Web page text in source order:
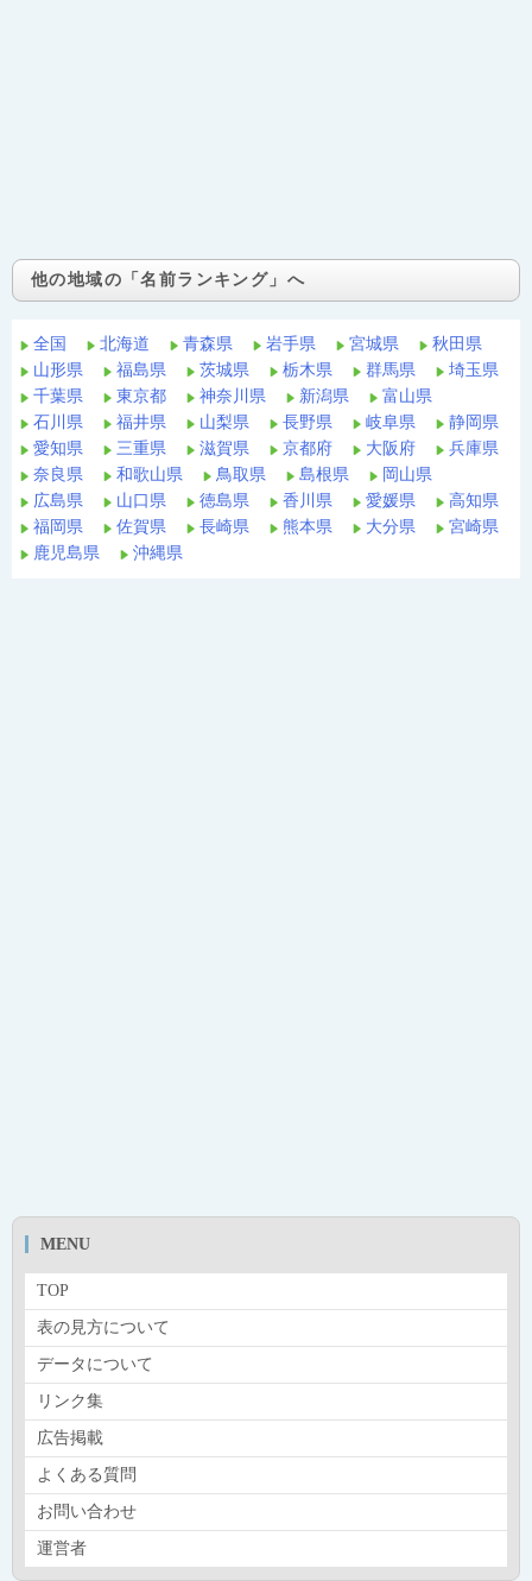
他の地域の「名前ランキング」へ
全国 北海道 青森県 岩手県 宮城県
秋田県
山形県
福島県 茨城県 栃木県 群馬県
埼玉県
千葉県
東京都 神奈川県 新潟県
富山県
石川県
福井県 山梨県 長野県 岐阜県
静岡県
愛知県
三重県 滋賀県 京都府 大阪府
兵庫県
奈良県
和歌山県 鳥取県 島根県
岡山県
広島県
山口県 徳島県 香川県 愛媛県
高知県
福岡県
佐賀県 長崎県 熊本県 大分県
宮崎県
鹿児島県
沖縄県
MENU
TOP
表の見方について
データについて
リンク集
広告掲載
よくある質問
お問い合わせ
運営者